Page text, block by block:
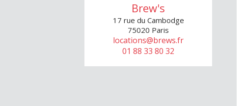
Brew's
17 rue du Cambodge
75020 Paris
locations@brews.fr
01 88 33 80 32